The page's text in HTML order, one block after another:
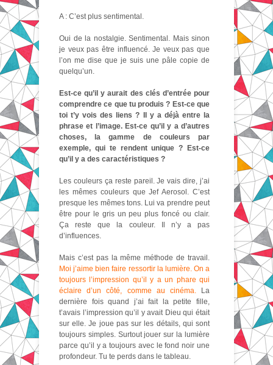
A : C’est plus sentimental.
Oui de la nostalgie. Sentimental. Mais sinon
je veux pas être influencé. Je veux pas que
l’on me dise que je suis une pâle copie de
quelqu’un.
Est-ce qu’il y aurait des clés d’entrée pour
comprendre ce que tu produis ? Est-ce que
toi t’y vois des liens ? Il y a déjà entre la
phrase et l’image. Est-ce qu’il y a d’autres
choses, la gamme de couleurs par
exemple, qui te rendent unique ? Est-ce
qu’il y a des caractéristiques ?
Les couleurs ça reste pareil. Je vais dire, j’ai
les mêmes couleurs que Jef Aerosol. C’est
presque les mêmes tons. Lui va prendre peut
être pour le gris un peu plus foncé ou clair.
Ça reste que la couleur. Il n’y a pas
d’influences.
Mais c’est pas la même méthode de travail.
Moi j’aime bien faire ressortir la lumière. On a
toujours l’impression qu’il y a un phare qui
éclaire d’un côté, comme au cinéma.La
dernière fois quand j’ai fait la petite fille,
t’avais l’impression qu’il y avait Dieu qui était
sur elle. Je joue pas sur les détails, qui sont
toujours simples. Surtout jouer sur la lumière
parce qu’il y a toujours avec le fond noir une
profondeur. Tu te perds dans le tableau.